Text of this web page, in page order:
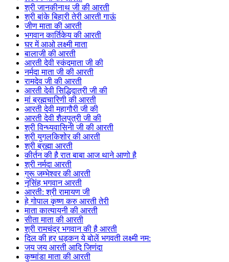
श्री जानकीनाथ जी की आरती
श्री बांके बिहारी तेरी आरती गाऊं
जीण माता की आरती
भगवान कार्तिकेय की आरती
घर में आओ लक्ष्मी माता
बालाजी की आरती
आरती देवी स्कंदमाता जी की
नर्मदा माता जी की आरती
रामदेव जी की आरती
आरती देवी सिद्धिदात्री जी की
मां ब्रह्मचारिणी की आरती
आरती देवी महागौरी जी की
आरती देवी शैलपुत्री जी की
श्री विन्ध्यवासिनी जी की आरती
श्री युगलकिशोर की आरती
श्री ब्रह्मा आरती
कीर्तन की है रात बाबा आज थाने आणो है
श्री नर्मदा आरती
गुरू जम्भेश्वर की आरती
नृसिंह भगवान आरती
आरती: श्री रामायण जी
हे गोपाल कृष्ण करु आरती तेरी
माता कात्यायनी की आरती
सीता माता की आरती
श्री रामचंद्र भगवान की है आरती
दिल की हर धड़कन ये बोलें भगवती लक्ष्मी नम:
जय जय आरती आदि जिणंदा
कुष्मांडा माता की आरती